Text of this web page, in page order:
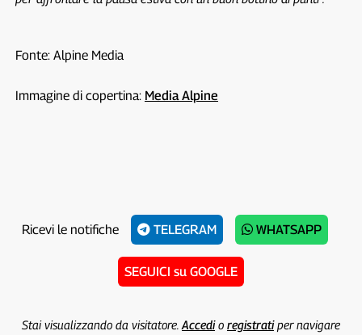
Fonte: Alpine Media
Immagine di copertina: Media Alpine
Ricevi le notifiche TELEGRAM WHATSAPP
SEGUICI su GOOGLE
Stai visualizzando da visitatore. Accedio registratiper navigare